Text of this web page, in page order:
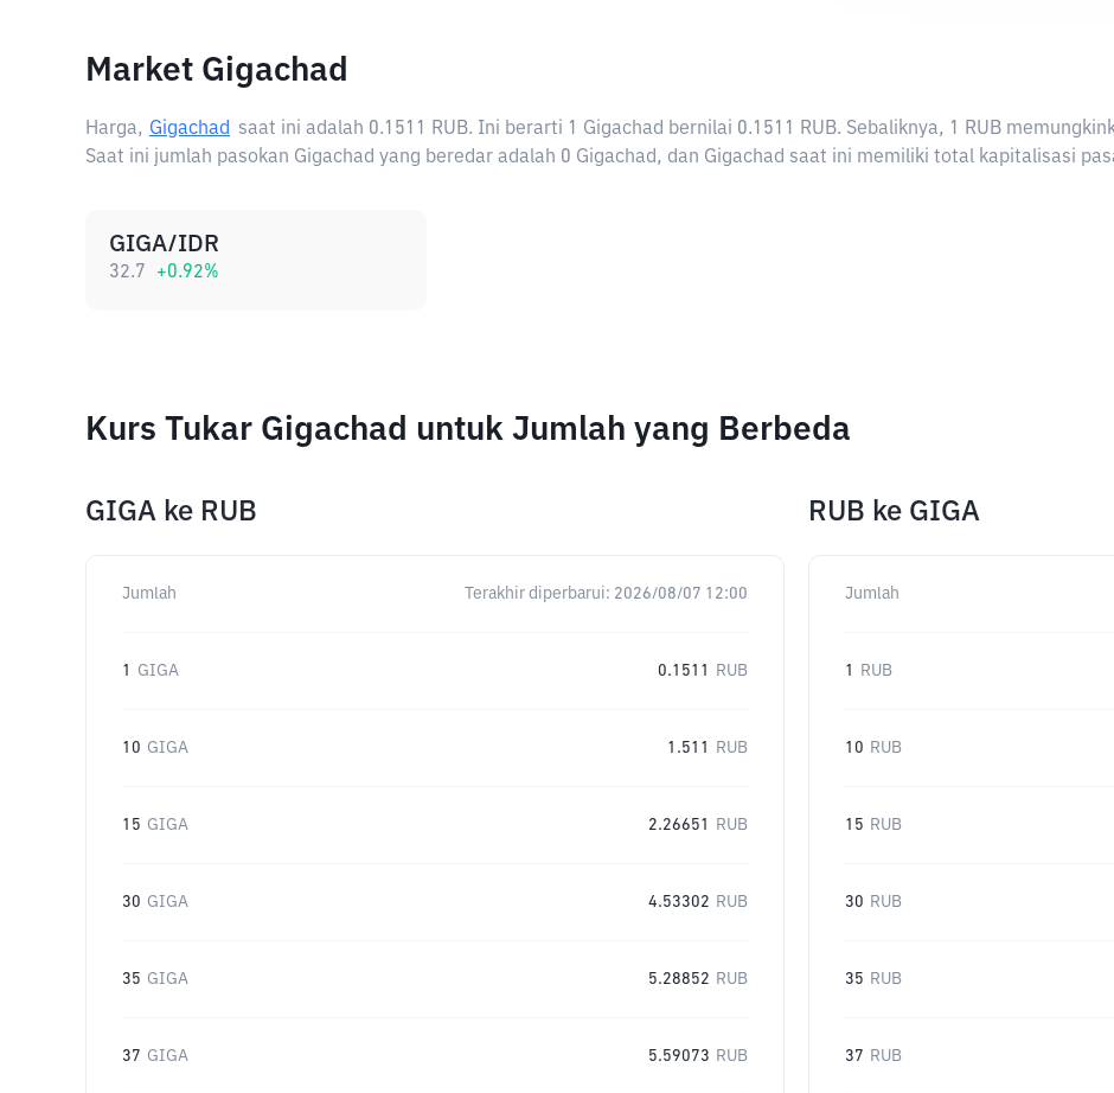
Market Gigachad
Harga, Gigachad saat ini adalah 0.1511 RUB. Ini berarti 1 Gigachad bernilai 0.1511 RUB. Sebaliknya, 1 RUB
Saat ini jumlah pasokan Gigachad yang beredar adalah 0 Gigachad, dan Gigachad saat ini memiliki total kapitalisasi
GIGA/IDR
32.7 +0.92%
Kurs Tukar Gigachad untuk Jumlah yang Berbeda
GIGA ke RUB
Jumlah Terakhir diperbarui: 2026/08/07 12:00
1 GIGA 0.1511 RUB
10 GIGA 1.511 RUB
15 GIGA 2.26651 RUB
30 GIGA 4.53302 RUB
35 GIGA 5.28852 RUB
37 GIGA 5.59073 RUB
RUB ke GIGA
Jumlah
1 RUB
10 RUB
15 RUB
30 RUB
35 RUB
37 RUB